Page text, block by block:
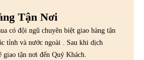
Tận Nơi
có đội ngũ chuyên biệt giao hàng tận
tỉnh và nước ngoài . Sau khi dịch
giao tận nơi đến Quý Khách.